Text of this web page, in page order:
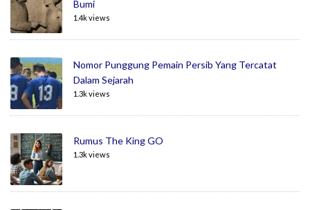
Bumi
1.4k views
Nomor Punggung Pemain Persib Yang Tercatat
Dalam Sejarah
1.3k views
Rumus The King GO
1.3k views